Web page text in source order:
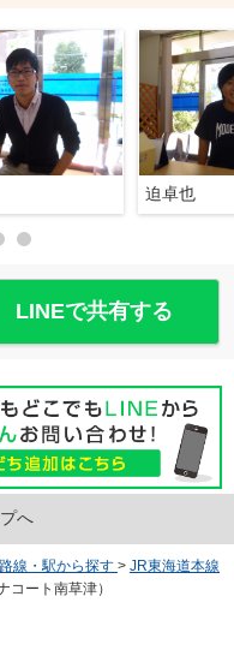
迫卓也
LINEで共有する
へ
線・駅から探す > JR東海道本線
コート南草津）